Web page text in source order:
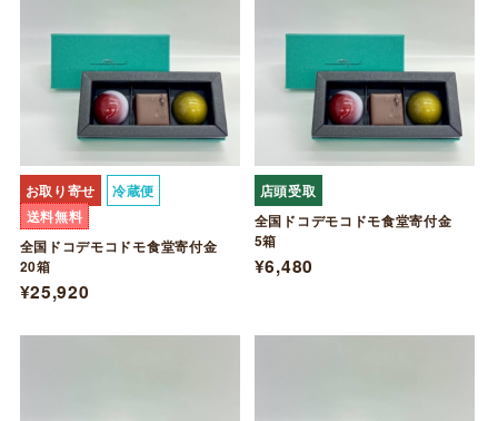
お取り寄せ
冷蔵便
送料無料
全国ドコデモコドモ食堂寄付金
20箱
¥25,920
店頭受取
全国ドコデモコドモ食堂寄付金
5箱
¥6,480